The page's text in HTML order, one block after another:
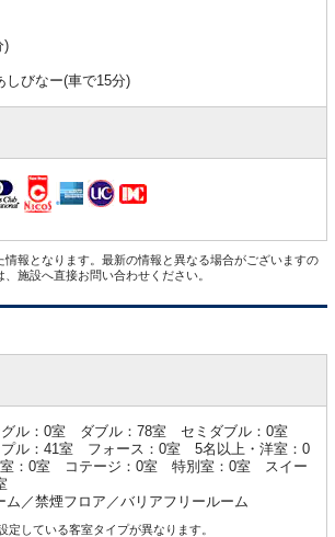
)
しびなー(車で15分)
報となります。最新の情報と異なる場合がございますの
施設へ直接お問い合わせください。
ル：0室 ダブル：78室 セミダブル：0室
ル：41室 フォース：0室 5名以上・洋室：0
：0室 コテージ：0室 特別室：0室 スイー
ム／禁煙フロア／バリアフリールーム
している客室タイプが異なります。